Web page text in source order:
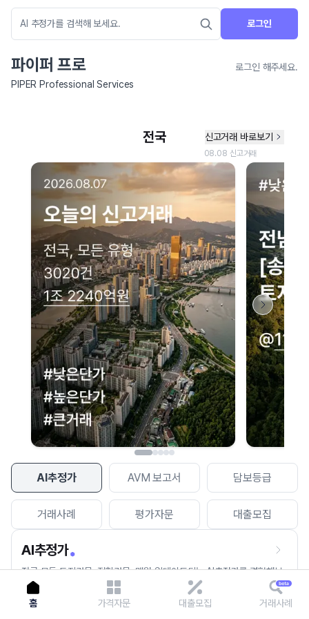
로그인
파이퍼 프로
로그인 해주세요.
PIPER Professional Services
AI추정가 AVM 보고서 담보등급
거래사례 평가자문 대출모집
AI추정가
전국 모든 토지건물, 집합건물, 매월 업데이트되는 AI추정가를 경험해보
세요.
네이버 지도 연결 안내
현재 네이버 지도 연결이 원활하지 않아 지도를 불러올 수 없습니다.
이용에 불편을 드려 죄송합니다.
다시 시도
홈 가격자문 대출모집 거래사례